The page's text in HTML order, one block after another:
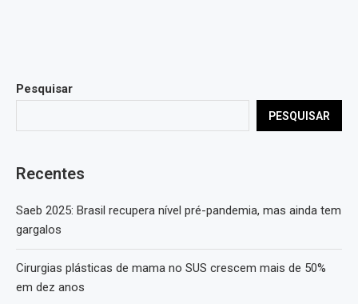
Pesquisar
PESQUISAR
Recentes
Saeb 2025: Brasil recupera nível pré-pandemia, mas ainda tem
gargalos
Cirurgias plásticas de mama no SUS crescem mais de 50%
em dez anos